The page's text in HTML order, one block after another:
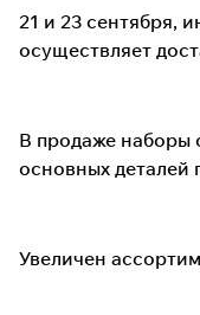
21 и 23 сентября,
осуществляет
В продаже наборы
основных деталей
Увеличен